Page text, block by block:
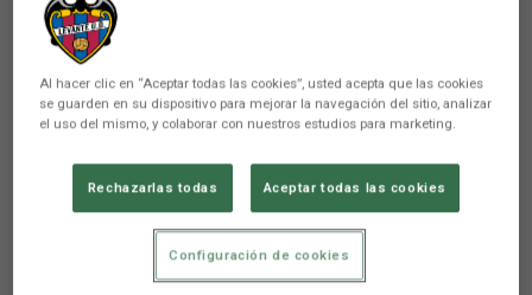
PRIMER EQUIPO
La plantilla se ejercitará
mañana en las instalaciones
Al hacer clic en “Aceptar todas las cookies”, usted acepta que las cookies
se guarden en su dispositivo para mejorar la navegación del sitio, analizar
el uso del mismo, y colaborar con nuestros estudios para marketing.
Rechazarlas todas Aceptar todas las cookies
Configuración de cookies